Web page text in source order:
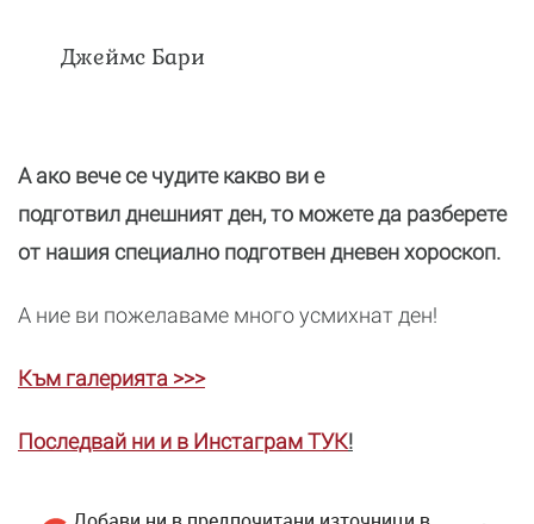
Джеймс Бари
А ако вече се чудите какво ви е
подготвил днешният ден, то можете да разберете
от нашия специално подготвен дневен хороскоп.
А ние ви пожелаваме много усмихнат ден!
Към галерията >>>
Последвай ни и в Инстаграм ТУК!